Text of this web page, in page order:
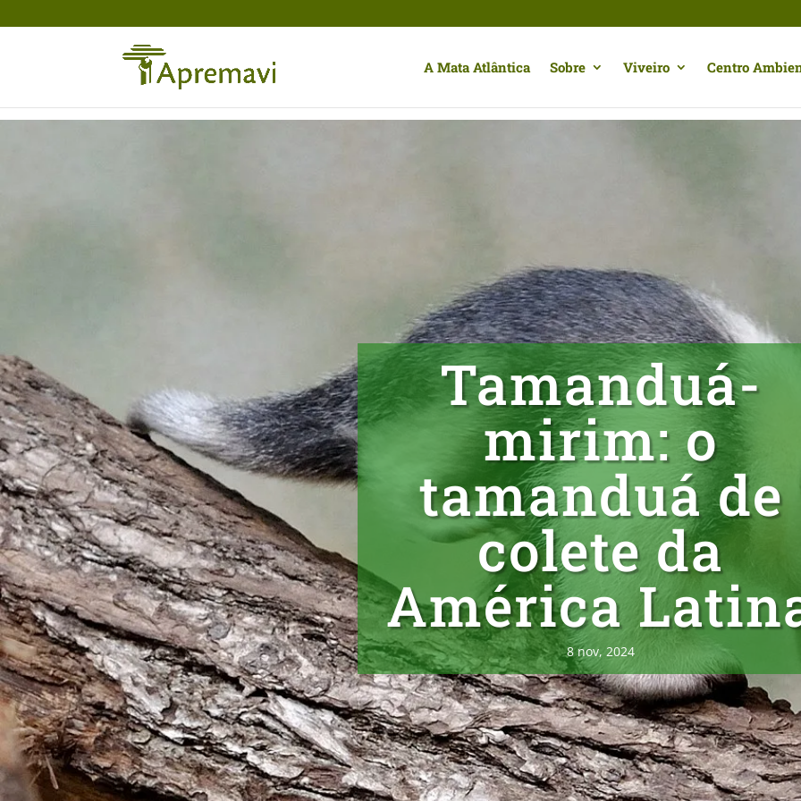
A Mata Atlântica Sobre Viveiro Centro
Tamanduá-
mirim: o
tamanduá de
colete da
América
8 nov, 2024